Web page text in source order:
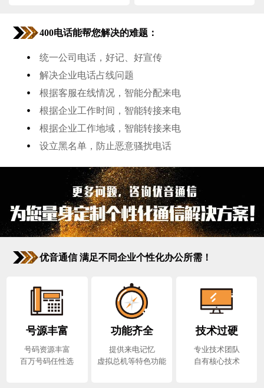
400电话能帮您解决的难题：
• 统一公司电话，好记、好宣传
• 解决企业电话占线问题
• 根据客服在线情况，智能分配来电
• 根据企业工作时间，智能转接来电
• 根据企业工作地域，智能转接来电
• 设立黑名单，防止恶意骚扰电话
优音通信 满足不同企业个性化办公所需！
号源丰富
号码资源丰富
百万号码任性选
功能齐全
提供来电记忆
虚拟总机等特色功能
技术过硬
专业技术团队
自有核心技术